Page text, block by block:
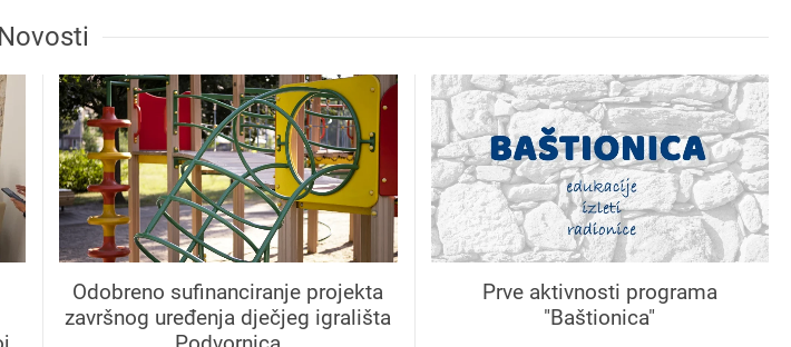
Novosti
Odobreno sufinanciranje projekta
završnog uređenja dječjeg igrališta
Prve aktivnosti programa
"Baštionica"